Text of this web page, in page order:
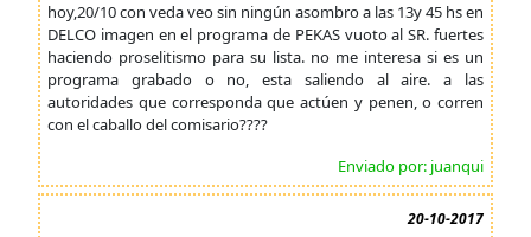
hoy,20/10 con veda veo sin ningún asombro a las 13y 45 hs en
DELCO imagen en el programa de PEKAS vuoto al SR. fuertes
haciendo proselitismo para su lista. no me interesa si es un
programa grabado o no, esta saliendo al aire. a las
autoridades que corresponda que actúen y penen, o corren
con el caballo del comisario????
Enviado por: juanqui
20-10-2017